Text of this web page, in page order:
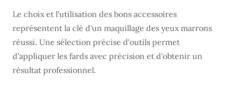
Le choix et l'utilisation des bons accessoires
représentent la clé d'un maquillage des yeux marrons
réussi. Une sélection précise d'outils permet
d'appliquer les fards avec précision et d'obtenir un
résultat professionnel.